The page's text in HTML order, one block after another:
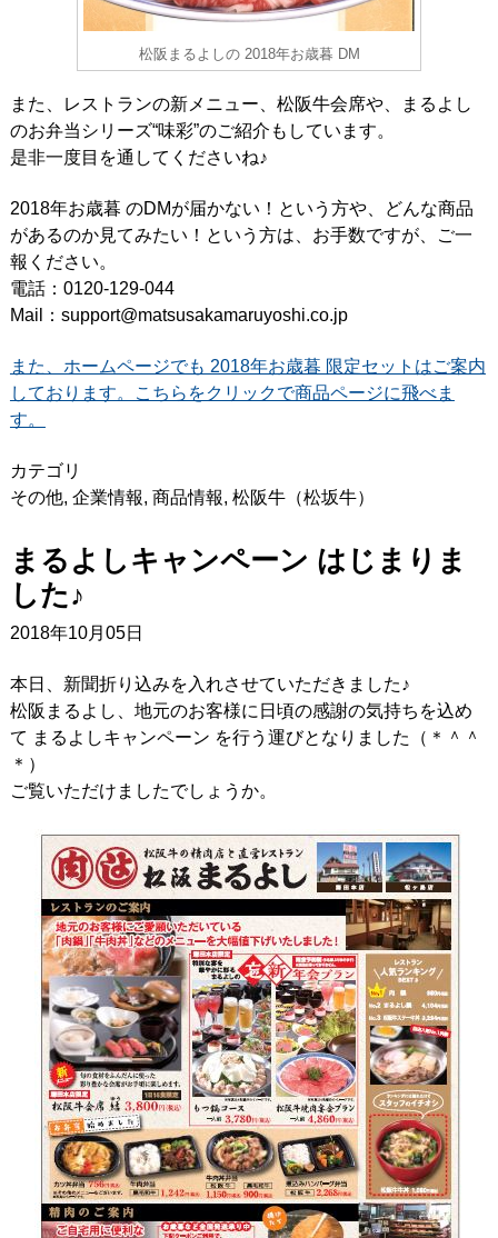
松阪まるよしの 2018年お歳暮 DM
また、レストランの新メニュー、松阪牛会席や、まるよし
のお弁当シリーズ“味彩”のご紹介もしています。
是非一度目を通してくださいね♪
2018年お歳暮 のDMが届かない！という方や、どんな商品
があるのか見てみたい！という方は、お手数ですが、ご一
報ください。
電話：0120-129-044
Mail：support@matsusakamaruyoshi.co.jp
また、ホームページでも 2018年お歳暮 限定セットはご案内
しております。こちらをクリックで商品ページに飛べま
す。
カテゴリ
その他, 企業情報, 商品情報, 松阪牛（松坂牛）
まるよしキャンペーン はじまりま
した♪
2018年10月05日
本日、新聞折り込みを入れさせていただきました♪
松阪まるよし、地元のお客様に日頃の感謝の気持ちを込め
て まるよしキャンペーン を行う運びとなりました（＊＾＾
＊）
ご覧いただけましたでしょうか。